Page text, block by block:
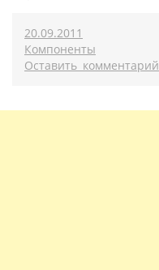
20.09.2011
Компоненты
Оставить комментарий